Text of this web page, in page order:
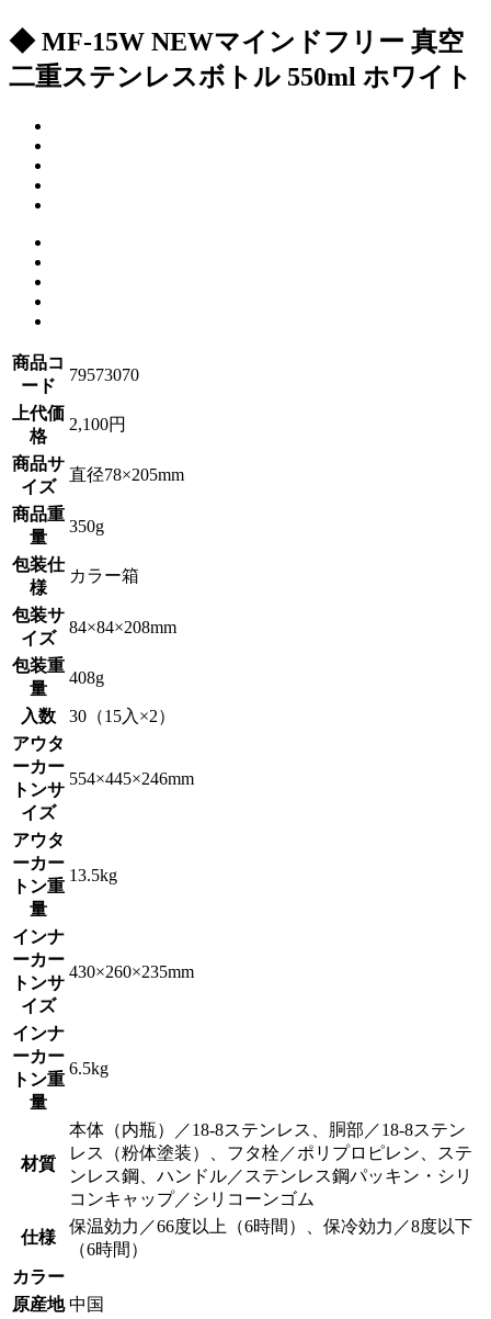
◆ MF-15W NEWマインドフリー 真空
二重ステンレスボトル 550ml ホワイト
商品コ
ード
79573070
上代価
格
2,100円
商品サ
イズ
直径78×205mm
商品重
量
350g
包装仕
様
カラー箱
包装サ
イズ
84×84×208mm
包装重
量
408g
入数
30（15入×2）
アウタ
ーカー
トンサ
イズ
554×445×246mm
アウタ
ーカー
トン重
量
13.5kg
インナ
ーカー
トンサ
イズ
430×260×235mm
インナ
ーカー
トン重
量
6.5kg
材質
本体（内瓶）／18-8ステンレス、胴部／18-8ステン
レス（粉体塗装）、フタ栓／ポリプロピレン、ステ
ンレス鋼、ハンドル／ステンレス鋼パッキン・シリ
コンキャップ／シリコーンゴム
仕様
保温効力／66度以上（6時間）、保冷効力／8度以下
（6時間）
カラー
原産地 中国